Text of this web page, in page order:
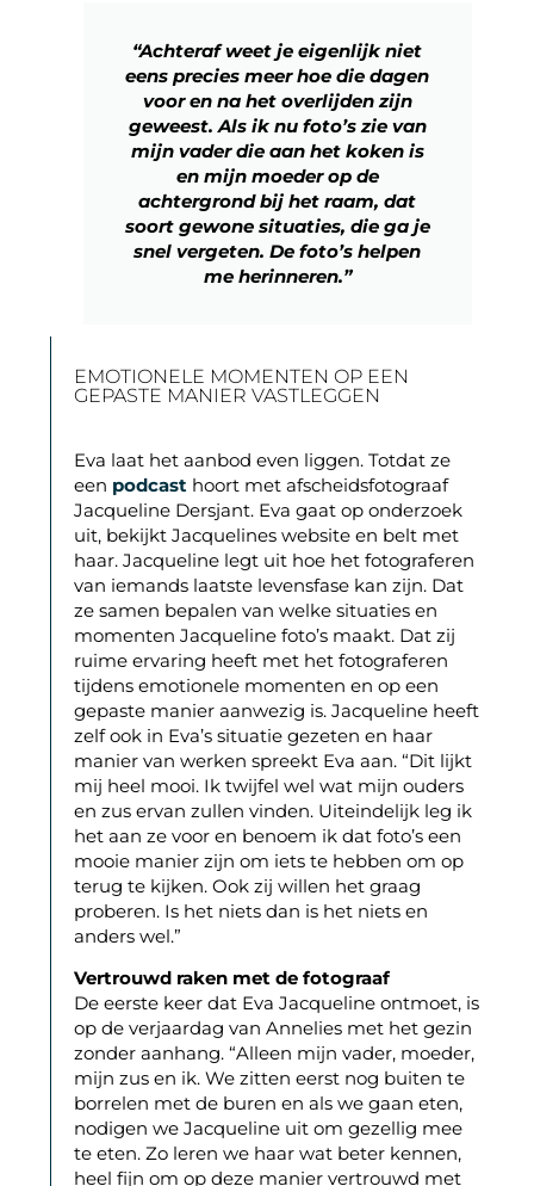
“Achteraf weet je eigenlijk niet
eens precies meer hoe die dagen
voor en na het overlijden zijn
geweest. Als ik nu foto’s zie van
mijn vader die aan het koken is
en mijn moeder op de
achtergrond bij het raam, dat
soort gewone situaties, die ga je
snel vergeten. De foto’s helpen
me herinneren.”
EMOTIONELE MOMENTEN OP EEN
GEPASTE MANIER VASTLEGGEN
Eva laat het aanbod even liggen. Totdat ze
een podcast hoort met afscheidsfotograaf
Jacqueline Dersjant. Eva gaat op onderzoek
uit, bekijkt Jacquelines website en belt met
haar. Jacqueline legt uit hoe het fotograferen
van iemands laatste levensfase kan zijn. Dat
ze samen bepalen van welke situaties en
momenten Jacqueline foto’s maakt. Dat zij
ruime ervaring heeft met het fotograferen
tijdens emotionele momenten en op een
gepaste manier aanwezig is. Jacqueline heeft
zelf ook in Eva’s situatie gezeten en haar
manier van werken spreekt Eva aan. “Dit lijkt
mij heel mooi. Ik twijfel wel wat mijn ouders
en zus ervan zullen vinden. Uiteindelijk leg ik
het aan ze voor en benoem ik dat foto’s een
mooie manier zijn om iets te hebben om op
terug te kijken. Ook zij willen het graag
proberen. Is het niets dan is het niets en
anders wel.”
Vertrouwd raken met de fotograaf
De eerste keer dat Eva Jacqueline ontmoet, is
op de verjaardag van Annelies met het gezin
zonder aanhang. “Alleen mijn vader, moeder,
mijn zus en ik. We zitten eerst nog buiten te
borrelen met de buren en als we gaan eten,
nodigen we Jacqueline uit om gezellig mee
te eten. Zo leren we haar wat beter kennen,
heel fijn om op deze manier vertrouwd met